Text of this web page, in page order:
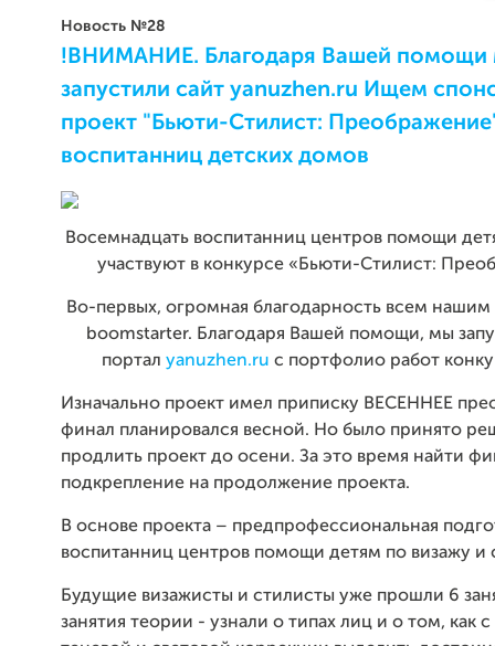
Новость №28
!ВНИМАНИЕ. Благодаря Вашей помощи
запустили сайт yanuzhen.ru Ищем
проект "Бьюти-Стилист:
воспитанниц детских домов
Восемнадцать воспитанниц центров помощи
участвуют в конкурсе «Бьюти-Стилист:
Во-первых, огромная благодарность всем
boomstarter. Благодаря Вашей помощи, мы
портал yanuzhen.ru с портфолио работ
Изначально проект имел приписку ВЕСЕННЕЕ
финал планировался весной. Но было принято
продлить проект до осени. За это время найти
подкрепление на продолжение проекта.
В основе проекта – предпрофессиональная
воспитанниц центров помощи детям по визажу и
Будущие визажисты и стилисты уже прошли 6
занятия теории - узнали о типах лиц и о том, как